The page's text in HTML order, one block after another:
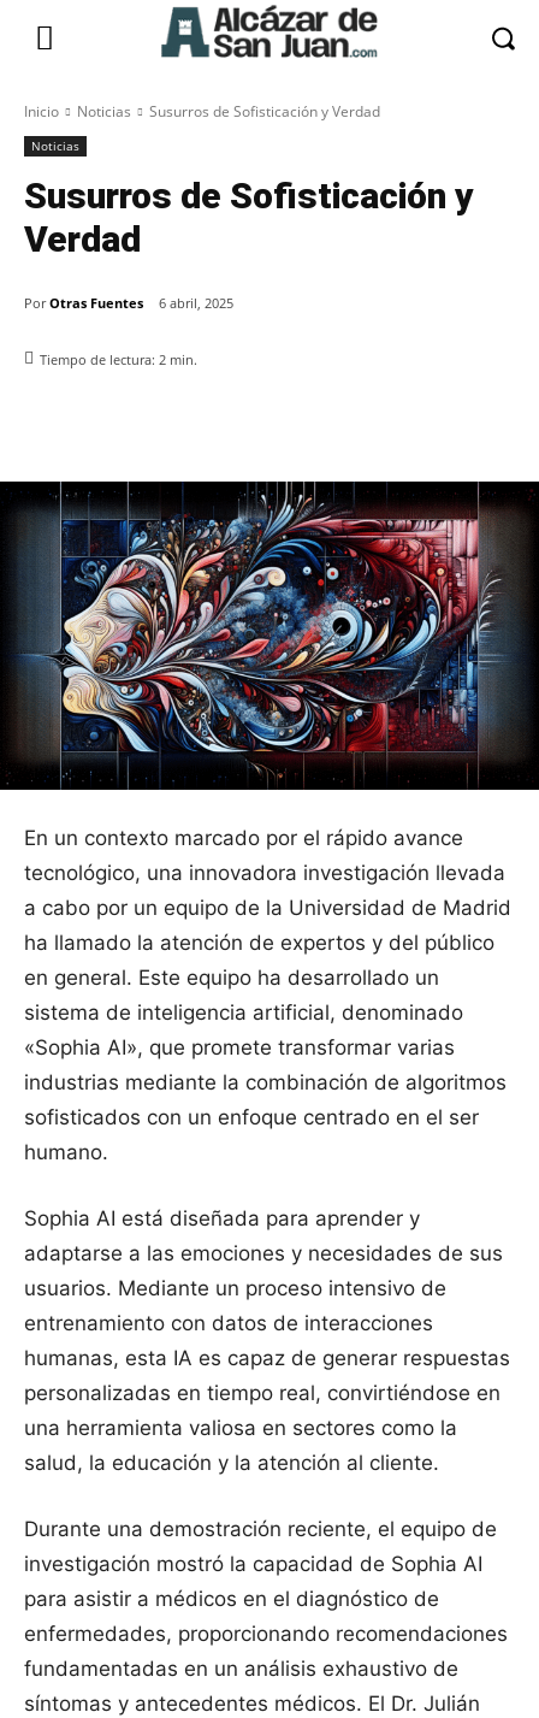
Inicio Noticias Susurros de Sofisticación y Verdad
Noticias
Susurros de Sofisticación y
Verdad
Por Otras Fuentes 6 abril, 2025
Tiempo de lectura: 2 min.
En un contexto marcado por el rápido avance
tecnológico, una innovadora investigación llevada
a cabo por un equipo de la Universidad de Madrid
ha llamado la atención de expertos y del público
en general. Este equipo ha desarrollado un
sistema de inteligencia artificial, denominado
«Sophia AI», que promete transformar varias
industrias mediante la combinación de algoritmos
sofisticados con un enfoque centrado en el ser
humano.
Sophia AI está diseñada para aprender y
adaptarse a las emociones y necesidades de sus
usuarios. Mediante un proceso intensivo de
entrenamiento con datos de interacciones
humanas, esta IA es capaz de generar respuestas
personalizadas en tiempo real, convirtiéndose en
una herramienta valiosa en sectores como la
salud, la educación y la atención al cliente.
Durante una demostración reciente, el equipo de
investigación mostró la capacidad de Sophia AI
para asistir a médicos en el diagnóstico de
enfermedades, proporcionando recomendaciones
fundamentadas en un análisis exhaustivo de
síntomas y antecedentes médicos. El Dr. Julián